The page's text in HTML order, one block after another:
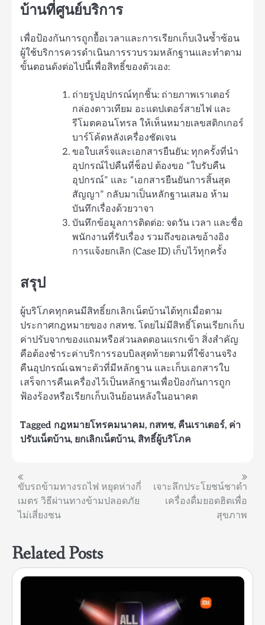
บ้านที่ศูนย์บริการ
เพื่อป้องกันการถูกยื้อเวลาและการเรียกเก็บเงินซ้ำซ้อน
ผู้ใช้บริการควรดำเนินการรวบรวมหลักฐานและทำตาม
ขั้นตอนดังต่อไปนี้เพื่อสิทธิ์ของตัวเอง:
ถ่ายรูปอุปกรณ์ทุกชิ้น: ถ่ายภาพเราเตอร์
กล่องดาวเทียม อะแดปเตอร์สายไฟ และ
รีโมตคอนโทรล ให้เห็นหมายเลขสติกเกอร์
บาร์โค้ดหลังเครื่องชัดเจน
ขอใบเสร็จและเอกสารยืนยัน: ทุกครั้งที่นำ
อุปกรณ์ไปคืนที่ช็อป ต้องขอ “ใบรับคืน
อุปกรณ์” และ “เอกสารยืนยันการสิ้นสุด
สัญญา” กลับมาเป็นหลักฐานเสมอ ห้าม
บันทึกเรื่องด้วยวาจา
บันทึกข้อมูลการติดต่อ: จดวัน เวลา และชื่อ
พนักงานที่รับเรื่อง รวมถึงขอเลขอ้างอิง
การแจ้งยกเลิก (Case ID) เก็บไว้ทุกครั้ง
สรุป
ผู้บริโภคทุกคนมีสิทธิ์ยกเลิกเน็ตบ้านได้ทุกเมื่อตาม
ประกาศกฎหมายของ กสทช. โดยไม่มีสิทธิ์โดนเรียกเก็บ
ค่าปรับจากของแถมหรือส่วนลดตอนแรกเข้า สิ่งสำคัญ
คือต้องชำระค่าบริการรอบบิลสุดท้ายตามที่ใช้งานจริง
คืนอุปกรณ์เฉพาะตัวที่มีหลักฐาน และเก็บเอกสารใบ
เสร็จการคืนเครื่องไว้เป็นหลักฐานเพื่อป้องกันการถูก
ฟ้องร้องหรือเรียกเก็บเงินย้อนหลังในอนาคต
Tagged กฎหมายโทรคมนาคม, กสทช, คืนเราเตอร์, ค่า
ปรับเน็ตบ้าน, ยกเลิกเน็ตบ้าน, สิทธิ์ผู้บริโภค
แนะแนว
เรื่อง
ขับรถข้ามทางรถไฟ หยุดห่างกี่
เมตร วิธีผ่านทางข้ามปลอดภัย
ไม่เสี่ยงชน
เจาะลึกประโยชน์ชาดำ
เครื่องดื่มยอดฮิตเพื่อ
สุขภาพ
Related Posts